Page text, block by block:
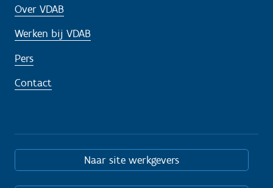
Over VDAB
Werken bij VDAB
Pers
Contact
Naar site werkgevers